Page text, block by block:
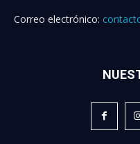
Correo electrónico: